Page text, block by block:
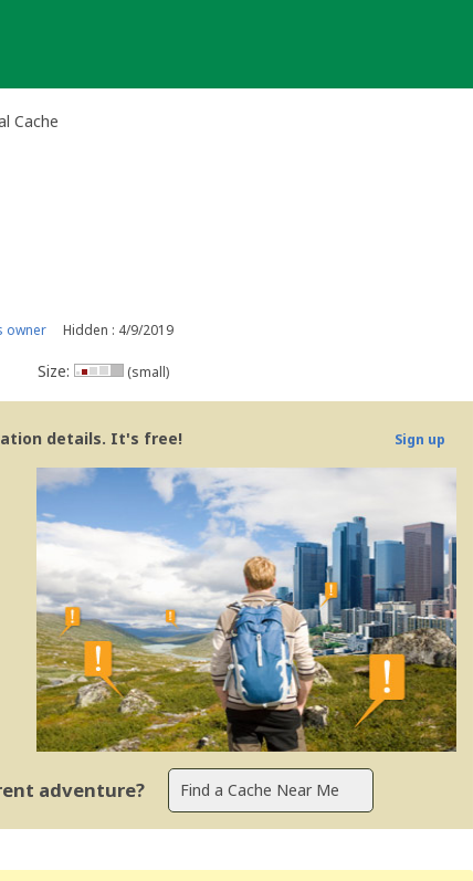
Cache
owner Hidden : 4/9/2019
Size: (small)
details. It's free! Sign up
adventure?